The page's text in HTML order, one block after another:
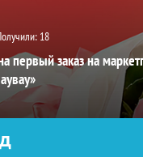
18
первый заказ на